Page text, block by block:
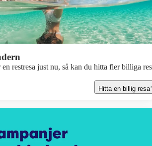
restresa just nu, så kan du hitta fler billiga
Hitta en billig resa